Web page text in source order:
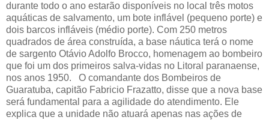
durante todo o ano estarão disponíveis no local três motos
aquáticas de salvamento, um bote inflável (pequeno porte) e
dois barcos infláveis (médio porte). Com 250 metros
quadrados de área construída, a base náutica terá o nome
de sargento Otávio Adolfo Brocco, homenagem ao bombeiro
que foi um dos primeiros salva-vidas no Litoral paranaense,
nos anos 1950. O comandante dos Bombeiros de
Guaratuba, capitão Fabricio Frazatto, disse que a nova base
será fundamental para a agilidade do atendimento. Ele
explica que a unidade não atuará apenas nas ações de